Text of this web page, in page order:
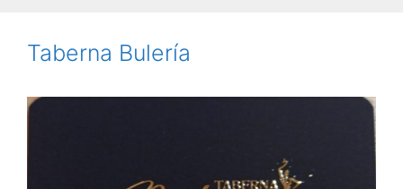
Taberna Bulería